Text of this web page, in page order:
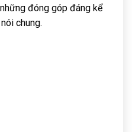
đóng góp đáng kể
chung.